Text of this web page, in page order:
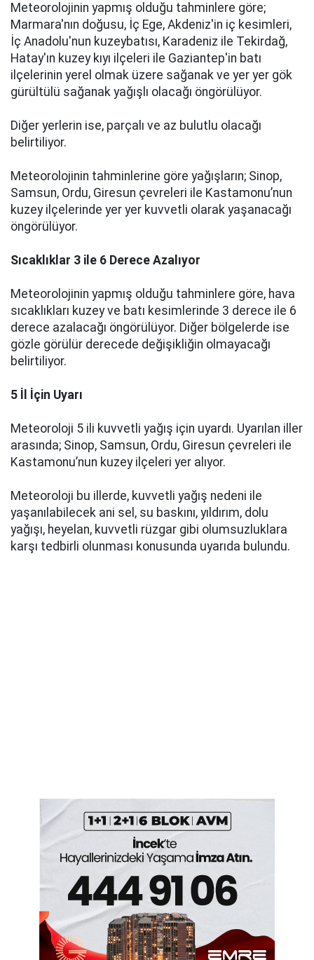
Meteorolojinin yapmış olduğu tahminlere göre;
Marmara'nın doğusu, İç Ege, Akdeniz'in iç kesimleri,
İç Anadolu'nun kuzeybatısı, Karadeniz ile Tekirdağ,
Hatay'ın kuzey kıyı ilçeleri ile Gaziantep'in batı
ilçelerinin yerel olmak üzere sağanak ve yer yer gök
gürültülü sağanak yağışlı olacağı öngörülüyor.
Diğer yerlerin ise, parçalı ve az bulutlu olacağı
belirtiliyor.
Meteorolojinin tahminlerine göre yağışların; Sinop,
Samsun, Ordu, Giresun çevreleri ile Kastamonu’nun
kuzey ilçelerinde yer yer kuvvetli olarak yaşanacağı
öngörülüyor.
Sıcaklıklar 3 ile 6 Derece Azalıyor
Meteorolojinin yapmış olduğu tahminlere göre, hava
sıcaklıkları kuzey ve batı kesimlerinde 3 derece ile 6
derece azalacağı öngörülüyor. Diğer bölgelerde ise
gözle görülür derecede değişikliğin olmayacağı
belirtiliyor.
5 İl İçin Uyarı
Meteoroloji 5 ili kuvvetli yağış için uyardı. Uyarılan iller
arasında; Sinop, Samsun, Ordu, Giresun çevreleri ile
Kastamonu’nun kuzey ilçeleri yer alıyor.
Meteoroloji bu illerde, kuvvetli yağış nedeni ile
yaşanılabilecek ani sel, su baskını, yıldırım, dolu
yağışı, heyelan, kuvvetli rüzgar gibi olumsuzluklara
karşı tedbirli olunması konusunda uyarıda bulundu.